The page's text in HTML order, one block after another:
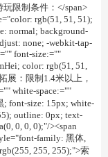
玩限制条件：</span>
rgb(51, 51, 51);
normal; background-
none; -webkit-tap-
font-size:=""
color: rgb(51, 51,
展：限制1.4米以上，
white-space:=""
; font-size: 15px; white-
outline: 0px; text-
0, 0, 0);"/><span
family: 黑体,
255, 255);">索